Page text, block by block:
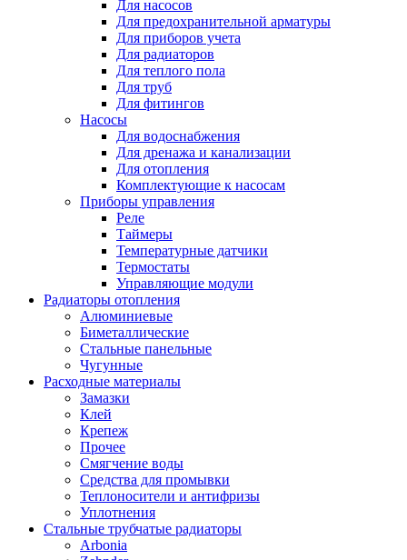
Для насосов
Для предохранительной арматуры
Для приборов учета
Для радиаторов
Для теплого пола
Для труб
Для фитингов
Насосы
Для водоснабжения
Для дренажа и канализации
Для отопления
Комплектующие к насосам
Приборы управления
Реле
Таймеры
Температурные датчики
Термостаты
Управляющие модули
Радиаторы отопления
Алюминиевые
Биметаллические
Стальные панельные
Чугунные
Расходные материалы
Замазки
Клей
Крепеж
Прочее
Смягчение воды
Средства для промывки
Теплоносители и антифризы
Уплотнения
Стальные трубчатые радиаторы
Arbonia